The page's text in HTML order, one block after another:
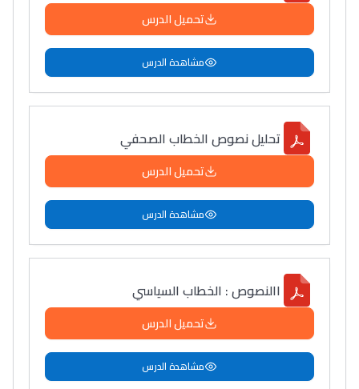
تحميل الدرس
مشاهدة الدرس
تحليل نصوص الخطاب الصحفي
تحميل الدرس
مشاهدة الدرس
االنصوص : الخطاب السياسي
تحميل الدرس
مشاهدة الدرس